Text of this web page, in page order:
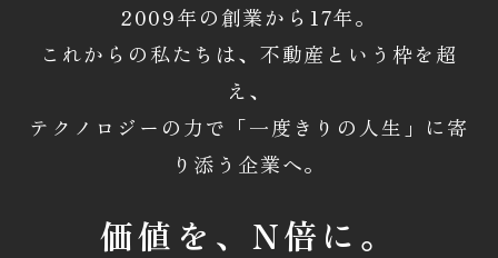
2009年の創業から17年。
これからの私たちは、不動産という枠を超
え、
テクノロジーの力で「一度きりの人生」に寄
り添う企業へ。
価値を、 N倍に。